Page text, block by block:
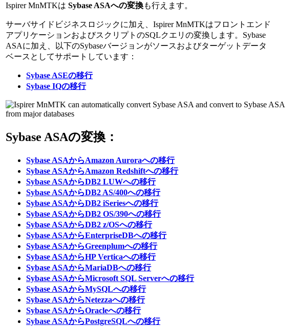
Ispirer MnMTKは Sybase ASAへの変換も行えます。
サーバサイドビジネスロジックに加え、Ispirer MnMTKはフロントエンド
アプリケーションおよびスクリプトのSQLクエリの変換します。Sybase
ASAに加え、以下のSybaseバージョンがソースおよびターゲットデータ
ベースとしてサポートしています：
Sybase ASEの移行
Sybase IQの移行
Sybase ASAの変換：
Sybase ASAからAmazon Auroraへの移行
Sybase ASAからAmazon Redshiftへの移行
Sybase ASAからDB2 LUWへの移行
Sybase ASAからDB2 AS/400への移行
Sybase ASAからDB2 iSeriesへの移行
Sybase ASAからDB2 OS/390への移行
Sybase ASAからDB2 z/OSへの移行
Sybase ASAからEnterpriseDBへの移行
Sybase ASAからGreenplumへの移行
Sybase ASAからHP Verticaへの移行
Sybase ASAからMariaDBへの移行
Sybase ASAからMicrosoft SQL Serverへの移行
Sybase ASAからMySQLへの移行
Sybase ASAからNetezzaへの移行
Sybase ASAからOracleへの移行
Sybase ASAからPostgreSQLへの移行